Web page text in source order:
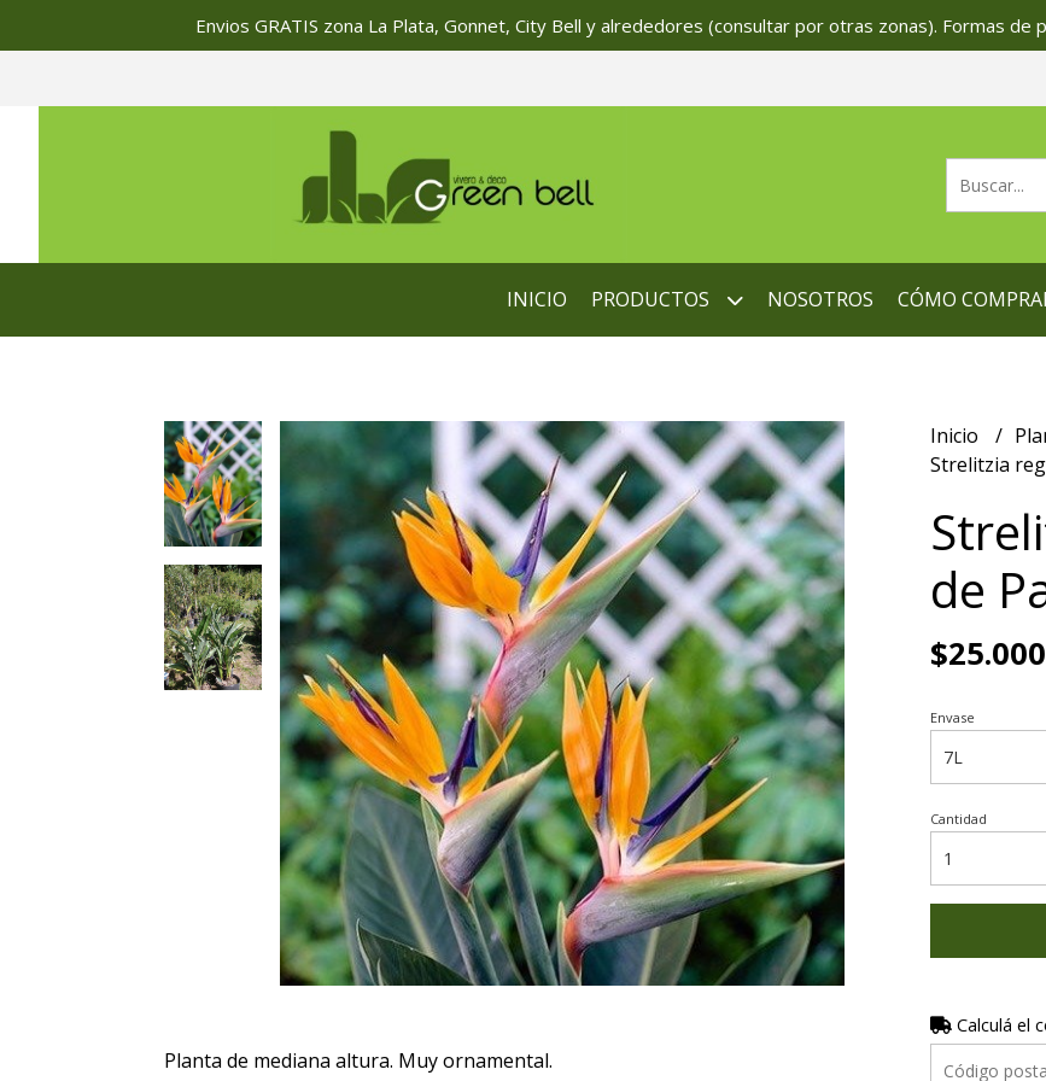
Envios GRATIS zona La Plata, Gonnet, City Bell y alrededores (consultar por otras zonas). Formas
INICIO PRODUCTOS NOSOTROS CÓMO
Planta de mediana altura. Muy ornamental.
Inicio
Strelitzia
de
Envase
Cantidad
Calculá el